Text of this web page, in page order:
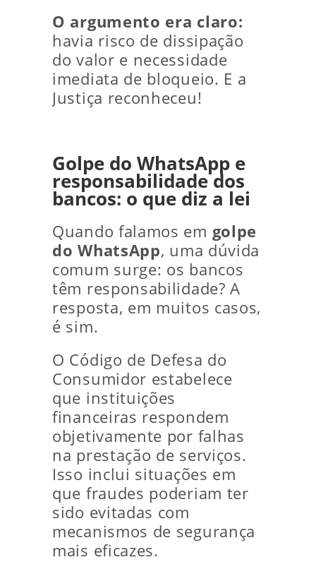
O argumento era claro:
havia risco de dissipação
do valor e necessidade
imediata de bloqueio. E a
Justiça reconheceu!
Golpe do WhatsApp e
responsabilidade dos
bancos: o que diz a lei
Quando falamos em golpe
do WhatsApp, uma dúvida
comum surge: os bancos
têm responsabilidade? A
resposta, em muitos casos,
é sim.
O Código de Defesa do
Consumidor estabelece
que instituições
financeiras respondem
objetivamente por falhas
na prestação de serviços.
Isso inclui situações em
que fraudes poderiam ter
sido evitadas com
mecanismos de segurança
mais eficazes.